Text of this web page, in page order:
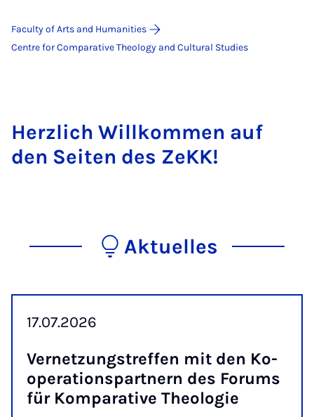
Faculty of Arts and Humanities
Centre for Comparative Theology and Cultural Studies
Herzlich Willkommen auf
den Seiten des ZeKK!
Aktuelles
17.07.2026
Vernet­zung­stref­fen mit den Ko­
op­er­a­tion­spart­nern des For­ums
für Kom­par­at­ive Theo­lo­gie